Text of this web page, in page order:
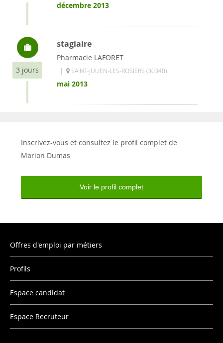
décembre 2013
3 jours
stagiaire
Pharmacie LAFORET
| SAINT-JULIEN-LES-ROSIERS (30340)
mai 2013
Inscrivez-vous et consultez le profil complet de
Marion Dumas
Voir le profil complet
Offres d'emploi par métiers
Profils
Espace candidat
Espace Recruteur